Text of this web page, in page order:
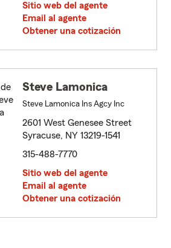
Sitio web del agente
Email al agente
Obtener una cotización
Steve Lamonica
Steve Lamonica Ins Agcy Inc
2601 West Genesee Street
Syracuse, NY 13219-1541
315-488-7770
Sitio web del agente
Email al agente
Obtener una cotización